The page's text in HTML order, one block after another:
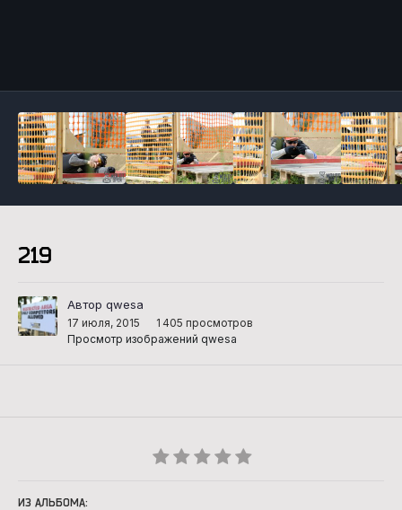
219
Автор qwesa
17 июля, 2015
1 405 просмотров
Просмотр изображений qwesa
ИЗ АЛЬБОМА: